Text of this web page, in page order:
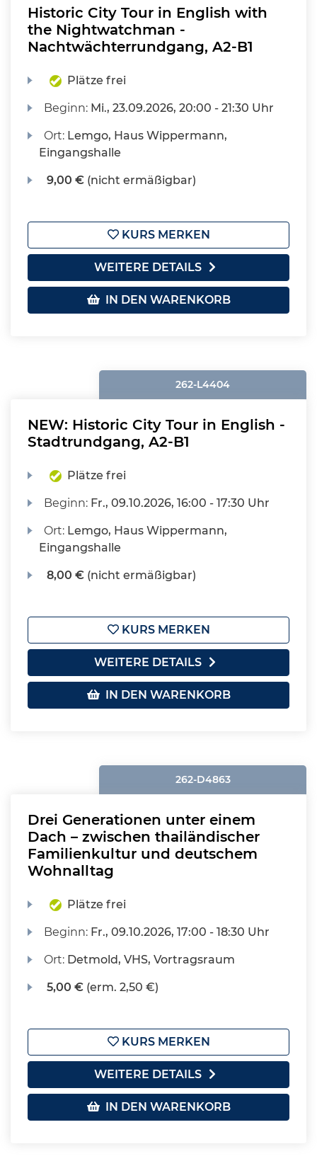
Historic City Tour in English with
the Nightwatchman -
Nachtwächterrundgang, A2-B1
Plätze frei
Beginn: Mi., 23.09.2026, 20:00 - 21:30 Uhr
Ort: Lemgo, Haus Wippermann,
Eingangshalle
9,00 € (nicht ermäßigbar)
KURS MERKEN
WEITERE DETAILS
IN DEN WARENKORB
262-L4404
NEW: Historic City Tour in English -
Stadtrundgang, A2-B1
Plätze frei
Beginn: Fr., 09.10.2026, 16:00 - 17:30 Uhr
Ort: Lemgo, Haus Wippermann,
Eingangshalle
8,00 € (nicht ermäßigbar)
KURS MERKEN
WEITERE DETAILS
IN DEN WARENKORB
262-D4863
Drei Generationen unter einem
Dach – zwischen thailändischer
Familienkultur und deutschem
Wohnalltag
Plätze frei
Beginn: Fr., 09.10.2026, 17:00 - 18:30 Uhr
Ort: Detmold, VHS, Vortragsraum
5,00 € (erm. 2,50 €)
KURS MERKEN
WEITERE DETAILS
IN DEN WARENKORB